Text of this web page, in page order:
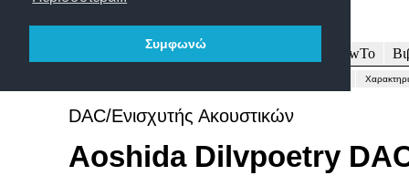
Συμφωνώ
Δοκιμές Άρθρα HowTo
DAC/Ενισχυτής Ακουστικών
Aoshida Dilvpoetry